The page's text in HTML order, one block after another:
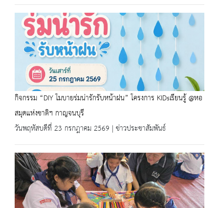
กิจกรรม “DIY โมบายร่มน่ารักรับหน้าฝน” โครงการ KIDsเรียนรู้ @หอ
สมุดแห่งชาติฯ กาญจนบุรี
วันพฤหัสบดีที่ 23 กรกฎาคม 2569 | ข่าวประชาสัมพันธ์